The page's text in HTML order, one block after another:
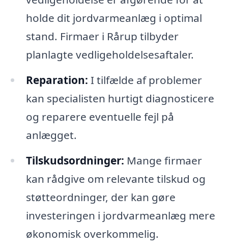
holde dit jordvarmeanlæg i optimal
stand. Firmaer i Rårup tilbyder
planlagte vedligeholdelsesaftaler.
Reparation: I tilfælde af problemer
kan specialisten hurtigt diagnosticere
og reparere eventuelle fejl på
anlægget.
Tilskudsordninger: Mange firmaer
kan rådgive om relevante tilskud og
støtteordninger, der kan gøre
investeringen i jordvarmeanlæg mere
økonomisk overkommelig.